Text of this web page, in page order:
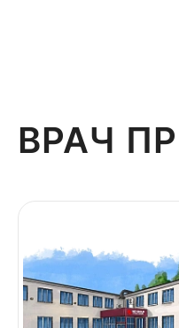
ВРАЧ